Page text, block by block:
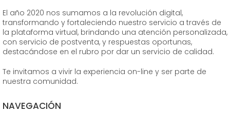
El año 2020 nos sumamos a la revolución digital,
transformando y fortaleciendo nuestro servicio a través de
la plataforma virtual, brindando una atención personalizada,
con servicio de postventa, y respuestas oportunas,
destacándose en el rubro por dar un servicio de calidad.
Te invitamos a vivir la experiencia on-line y ser parte de
nuestra comunidad.
NAVEGACIÓN